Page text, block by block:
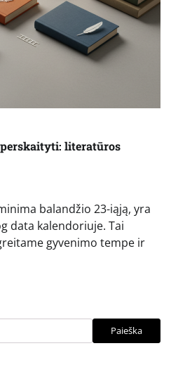
literatūros
balandžio 23-iąją, yra
data kalendoriuje. Tai
gyvenimo tempe ir
Paieška